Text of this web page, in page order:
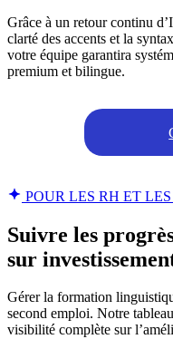
Grâce à un retour continu
clarté des accents et la
votre équipe garantira
premium et bilingue.
POUR LES RH ET
Suivre les
sur
Gérer la formation
second emploi. Notre
visibilité complète sur